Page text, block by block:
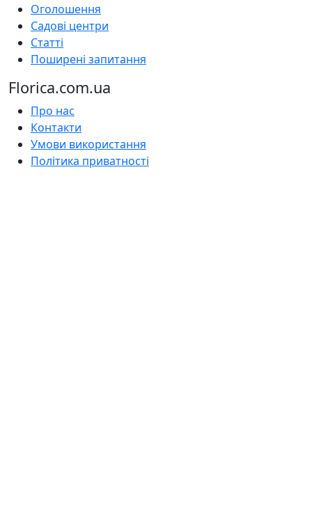
Оголошення
Садові центри
Статті
Поширені запитання
Florica.com.ua
Про нас
Контакти
Умови використання
Політика приватності